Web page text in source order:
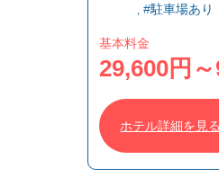
#駐車場あり
基本料金
29,600円
ホテル詳細を見る